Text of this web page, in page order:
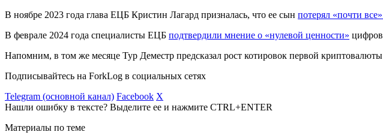
В ноябре 2023 года глава ЕЦБ Кристин Лагард призналась, что ее сын потерял «почти
В феврале 2024 года специалисты ЕЦБ подтвердили мнение о «нулевой ценности»
Напомним, в том же месяце Тур Деместр предсказал рост котировок первой криптовалюты
Подписывайтесь на ForkLog в социальных сетях
Telegram (основной канал) Facebook X
Нашли ошибку в тексте? Выделите ее и нажмите CTRL+ENTER
Материалы по теме